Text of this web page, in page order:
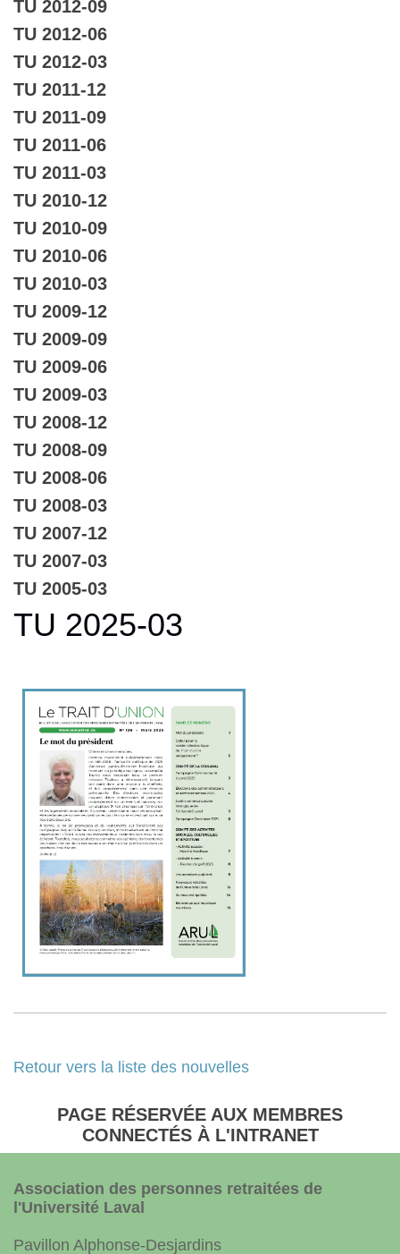
TU 2012-09
TU 2012-06
TU 2012-03
TU 2011-12
TU 2011-09
TU 2011-06
TU 2011-03
TU 2010-12
TU 2010-09
TU 2010-06
TU 2010-03
TU 2009-12
TU 2009-09
TU 2009-06
TU 2009-03
TU 2008-12
TU 2008-09
TU 2008-06
TU 2008-03
TU 2007-12
TU 2007-03
TU 2005-03
TU 2025-03
Retour vers la liste des nouvelles
PAGE RÉSERVÉE AUX MEMBRES
CONNECTÉS À L'INTRANET
Association des personnes retraitées de
l'Université Laval
Pavillon Alphonse-Desjardins